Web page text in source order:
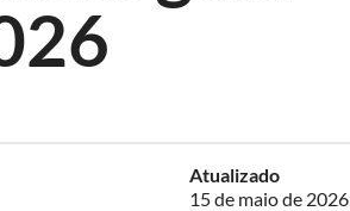
Atualizado
15 de maio de 2026